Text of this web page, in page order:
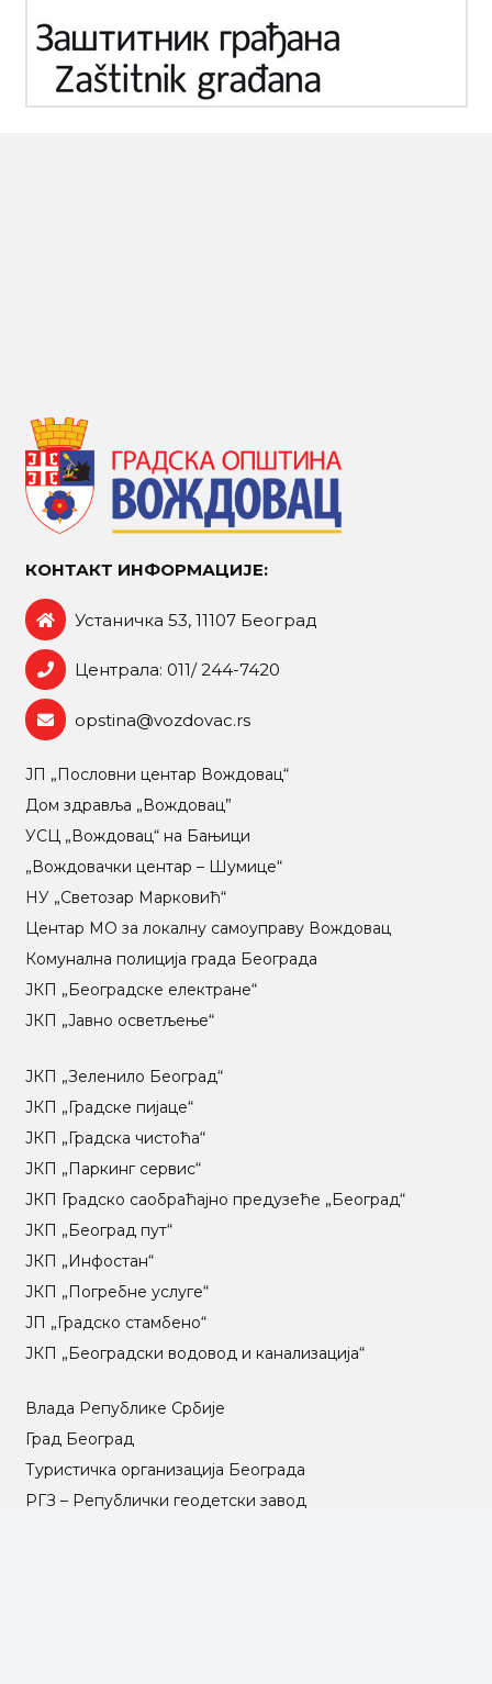
КОНТАКТ ИНФОРМАЦИЈЕ:
Устаничка 53, 11107 Београд
Централа: 011/ 244-7420
opstina@vozdovac.rs
ЈП „Пословни центар Вождовац“
Дом здравља „Вождовац”
УСЦ „Вождовац“ на Бањици
„Вождовачки центар – Шумице“
НУ „Светозар Марковић“
Центар МO за локалну самоуправу Вождовац
Комунална полиција града Београда
ЈКП „Београдске електране“
ЈКП „Јавно осветљење“
ЈКП „Зеленило Београд“
ЈКП „Градске пијаце“
ЈКП „Градска чистоћа“
ЈКП „Паркинг сервис“
ЈКП Градско саобраћајно предузеће „Београд“
ЈКП „Београд пут“
ЈКП „Инфостан“
ЈКП „Погребне услуге“
ЈП „Градско стамбено“
ЈКП „Београдски водовод и канализација“
Влада Републике Србије
Град Београд
Туристичка организација Београда
РГЗ – Републички геодетски завод